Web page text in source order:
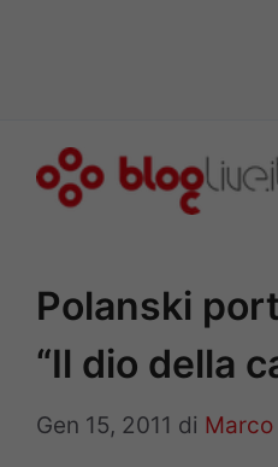
Polanski
“Il dio della
Gen 15, 2011 di